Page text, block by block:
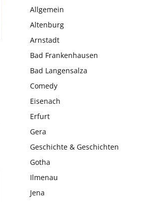
Allgemein
Altenburg
Arnstadt
Bad Frankenhausen
Bad Langensalza
Comedy
Eisenach
Erfurt
Gera
Geschichte & Geschichten
Gotha
Ilmenau
Jena